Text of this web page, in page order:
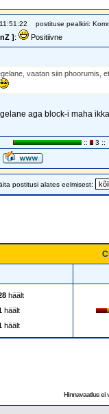
postituse pealkiri:
]: Positiivne
vaatan siin phoorumis,
aga block-i maha
:: 3 ::
postitusi alates eelmisest:
häält
häält
häält
Hinnavaatlus ei